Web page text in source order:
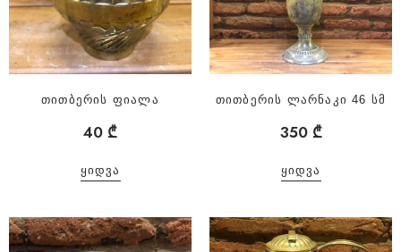
თითბერის ფიალა
40 ₾
ᲧᲘᲓᲕᲐ
თითბერის ლარნაკი 46 სმ
350 ₾
ᲧᲘᲓᲕᲐ